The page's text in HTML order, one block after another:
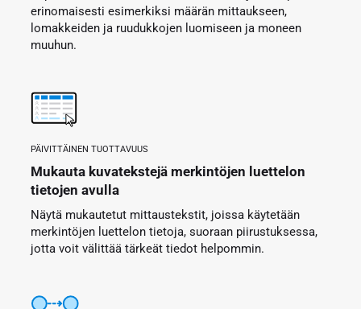
erinomaisesti esimerkiksi määrän mittaukseen,
lomakkeiden ja ruudukkojen luomiseen ja moneen
muuhun.
PÄIVITTÄINEN TUOTTAVUUS
Mukauta kuvatekstejä merkintöjen luettelon
tietojen avulla
Näytä mukautetut mittaustekstit, joissa käytetään
merkintöjen luettelon tietoja, suoraan piirustuksessa,
jotta voit välittää tärkeät tiedot helpommin.